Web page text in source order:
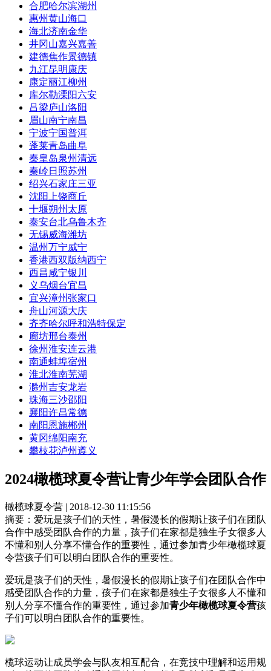
合肥哈尔滨湖州
惠州黄山海口
海北济南金华
井冈山嘉兴嘉善
建德焦作景德镇
九江昆明 康庆
康定丽江柳州
库尔勒溧阳六安
吕梁庐山洛阳
眉山南宁南昌
宁波宁国普洱
蓬莱青岛曲阜
秦皇岛泉州清远
秦岭日照苏州
绍兴石家庄三亚
沈阳 上饶商丘
十堰朔州 太原
泰安台北乌鲁木齐
无锡威海潍坊
温州万宁威宁
香港西双版纳西宁
西昌 咸宁银川
义乌烟台宜昌
宜兴漳州张家口
舟山河源大庆
齐齐哈尔呼和浩特保定
廊坊邢台泰州
徐州淮安连云港
南通蚌埠宿州
淮北淮南芜湖
滁州吉安龙岩
珠海三沙邵阳
襄阳许昌常德
南阳恩施郴州
黄冈绵阳南充
攀枝花泸州遵义
2024橄榄球夏令营让青少年学会团队合作
橄榄球夏令营 | 2018-12-30 11:15:56
摘要： 爱玩是孩子们的天性，暑假漫长的假期让孩子们在团队
合作中感受团队合作的力量，孩子们在家都是独生子女很多人
不懂和别人分享不懂合作的重要性，通过参加青少年橄榄球夏
令营孩子们可以明白团队合作的重要性。
爱玩是孩子们的天性，暑假漫长的假期让孩子们在团队合作中
感受团队合作的力量，孩子们在家都是独生子女很多人不懂和
别人分享不懂合作的重要性，通过参加青少年橄榄球夏令营孩
子们可以明白团队合作的重要性。
榄球运动让成员学会与队友相互配合，在竞技中理解和运用规